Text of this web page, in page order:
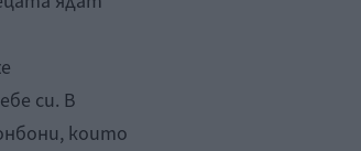
си. В
които